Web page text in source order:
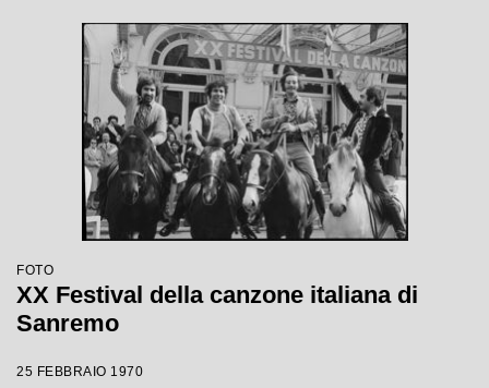
FOTO
XX Festival della canzone italiana di
Sanremo
25 FEBBRAIO 1970